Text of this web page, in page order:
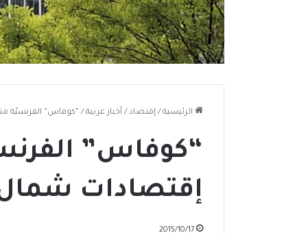
الرئيسية / إقتصاد / أخبار عربية / “كوفاس” الفرنسيّة
“كوفاس”
إقتصادات شمال
2015/10/17